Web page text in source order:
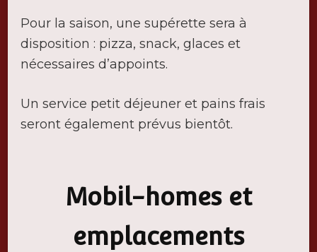
Pour la saison, une supérette sera à
disposition : pizza, snack, glaces et
nécessaires d’appoints.
Un service petit déjeuner et pains frais
seront également prévus bientôt.
Mobil-homes et
emplacements